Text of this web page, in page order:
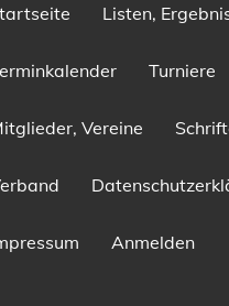
Listen,
Turniere
Vereine
Anmelden